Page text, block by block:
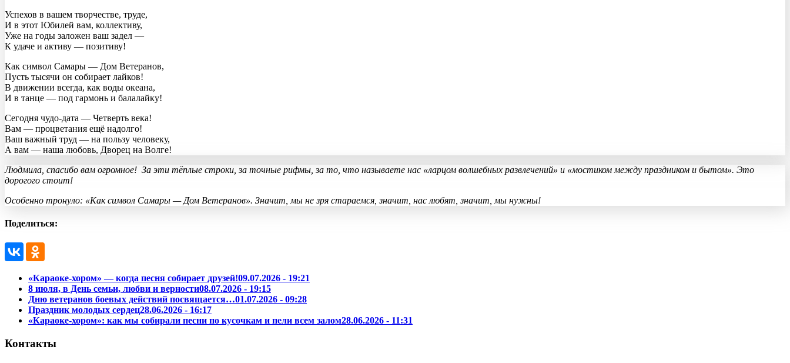
Успехов в вашем творчестве, труде,
И в этот Юбилей вам, коллективу,
Уже на годы заложен ваш задел —
К удаче и активу — позитиву!
Как символ Самары — Дом Ветеранов,
Пусть тысячи он собирает лайков!
В движении всегда, как воды океана,
И в танце — под гармонь и балалайку!
Сегодня чудо-дата — Четверть века!
Вам — процветания ещё надолго!
Ваш важный труд — на пользу человеку,
А вам — наша любовь, Дворец на Волге!
Людмила, спасибо вам огромное! За эти тёплые строки, за точные рифмы, за то, что называете нас «ларцом волшебных развлечений» и «мостиком между праздником и бытом». Это
дорогого стоит!
Особенно тронуло: «Как символ Самары — Дом Ветеранов». Значит, мы не зря стараемся, значит, нас любят, значит, мы нужны!
Поделиться:
«Караоке-хором» — когда песня собирает друзей!09.07.2026 - 19:21
8 июля, в День семьи, любви и верности08.07.2026 - 19:15
Дню ветеранов боевых действий посвящается…01.07.2026 - 09:28
Праздник молодых сердец28.06.2026 - 16:17
«Караоке-хором»: как мы собирали песни по кусочкам и пели всем залом28.06.2026 - 11:31
Контакты